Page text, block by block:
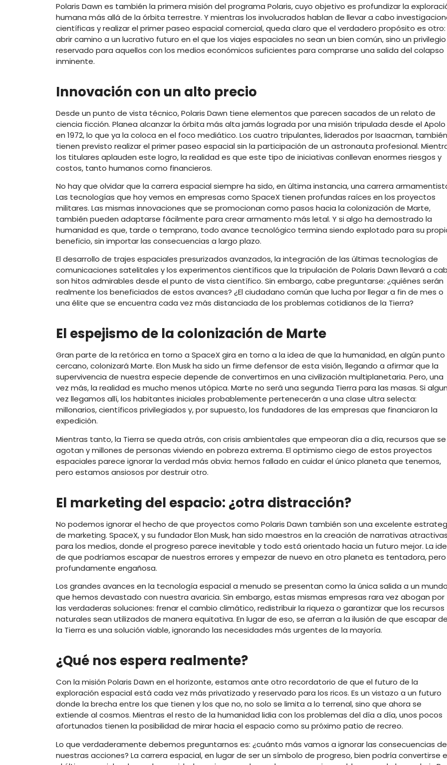
Polaris Dawn es también la primera misión del programa Polaris, cuyo objetivo es profundizar la
humana más allá de la órbita terrestre. Y mientras los involucrados hablan de llevar a cabo
científicas y realizar el primer paseo espacial comercial, queda claro que el verdadero propósito es otro:
abrir camino a un lucrativo futuro en el que los viajes espaciales no sean un bien común, sino un privilegio
reservado para aquellos con los medios económicos suficientes para comprarse una salida del colapso
inminente.
Innovación con un alto precio
Desde un punto de vista técnico, Polaris Dawn tiene elementos que parecen sacados de un relato de
ciencia ficción. Planea alcanzar la órbita más alta jamás lograda por una misión tripulada desde el Apolo
en 1972, lo que ya la coloca en el foco mediático. Los cuatro tripulantes, liderados por Isaacman, también
tienen previsto realizar el primer paseo espacial sin la participación de un astronauta profesional.
los titulares aplauden este logro, la realidad es que este tipo de iniciativas conllevan enormes riesgos y
costos, tanto humanos como financieros.
No hay que olvidar que la carrera espacial siempre ha sido, en última instancia, una carrera
Las tecnologías que hoy vemos en empresas como SpaceX tienen profundas raíces en los proyectos
militares. Las mismas innovaciones que se promocionan como pasos hacia la colonización de Marte,
también pueden adaptarse fácilmente para crear armamento más letal. Y si algo ha demostrado la
humanidad es que, tarde o temprano, todo avance tecnológico termina siendo explotado para su
beneficio, sin importar las consecuencias a largo plazo.
El desarrollo de trajes espaciales presurizados avanzados, la integración de las últimas tecnologías de
comunicaciones satelitales y los experimentos científicos que la tripulación de Polaris Dawn llevará a
son hitos admirables desde el punto de vista científico. Sin embargo, cabe preguntarse: ¿quiénes serán
realmente los beneficiados de estos avances? ¿El ciudadano común que lucha por llegar a fin de mes o
una élite que se encuentra cada vez más distanciada de los problemas cotidianos de la Tierra?
El espejismo de la colonización de Marte
Gran parte de la retórica en torno a SpaceX gira en torno a la idea de que la humanidad, en algún punto
cercano, colonizará Marte. Elon Musk ha sido un firme defensor de esta visión, llegando a afirmar que la
supervivencia de nuestra especie depende de convertirnos en una civilización multiplanetaria. Pero, una
vez más, la realidad es mucho menos utópica. Marte no será una segunda Tierra para las masas. Si
vez llegamos allí, los habitantes iniciales probablemente pertenecerán a una clase ultra selecta:
millonarios, científicos privilegiados y, por supuesto, los fundadores de las empresas que financiaron la
expedición.
Mientras tanto, la Tierra se queda atrás, con crisis ambientales que empeoran día a día, recursos que se
agotan y millones de personas viviendo en pobreza extrema. El optimismo ciego de estos proyectos
espaciales parece ignorar la verdad más obvia: hemos fallado en cuidar el único planeta que tenemos,
pero estamos ansiosos por destruir otro.
El marketing del espacio: ¿otra distracción?
No podemos ignorar el hecho de que proyectos como Polaris Dawn también son una excelente
de marketing. SpaceX, y su fundador Elon Musk, han sido maestros en la creación de narrativas atractivas
para los medios, donde el progreso parece inevitable y todo está orientado hacia un futuro mejor. La
de que podríamos escapar de nuestros errores y empezar de nuevo en otro planeta es tentadora, pero
profundamente engañosa.
Los grandes avances en la tecnología espacial a menudo se presentan como la única salida a un mundo
que hemos devastado con nuestra avaricia. Sin embargo, estas mismas empresas rara vez abogan por
las verdaderas soluciones: frenar el cambio climático, redistribuir la riqueza o garantizar que los recursos
naturales sean utilizados de manera equitativa. En lugar de eso, se aferran a la ilusión de que escapar de
la Tierra es una solución viable, ignorando las necesidades más urgentes de la mayoría.
¿Qué nos espera realmente?
Con la misión Polaris Dawn en el horizonte, estamos ante otro recordatorio de que el futuro de la
exploración espacial está cada vez más privatizado y reservado para los ricos. Es un vistazo a un futuro
donde la brecha entre los que tienen y los que no, no solo se limita a lo terrenal, sino que ahora se
extiende al cosmos. Mientras el resto de la humanidad lidia con los problemas del día a día, unos pocos
afortunados tienen la posibilidad de mirar hacia el espacio como su próximo patio de recreo.
Lo que verdaderamente debemos preguntarnos es: ¿cuánto más vamos a ignorar las consecuencias de
nuestras acciones? La carrera espacial, en lugar de ser un símbolo de progreso, bien podría convertirse